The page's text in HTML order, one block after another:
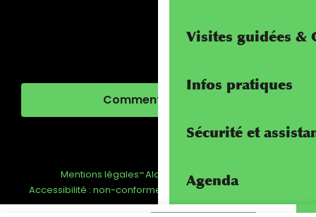
Visites guidées &
Infos pratiques
Sécurité et
Agenda
Comment venir ?
Mentions légales-Alcotra - Interreg -
Accessibilité : non-conforme Gestion du consentement